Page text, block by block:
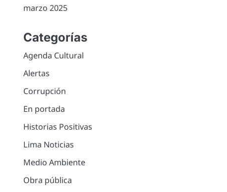
marzo 2025
Categorías
Agenda Cultural
Alertas
Corrupción
En portada
Historias Positivas
Lima Noticias
Medio Ambiente
Obra pública